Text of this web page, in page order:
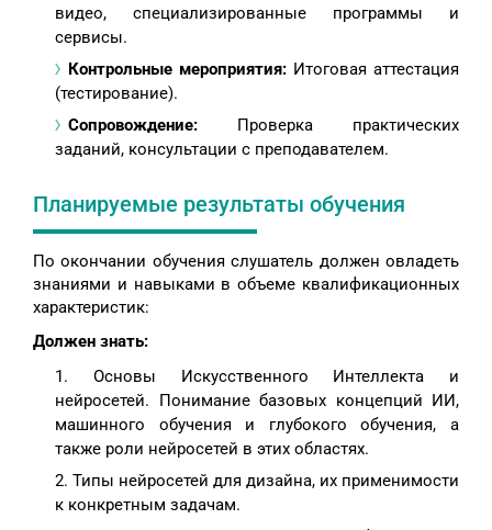
видео, специализированные программы и
сервисы.
Контрольные мероприятия: Итоговая аттестация
(тестирование).
Сопровождение: Проверка практических
заданий, консультации с преподавателем.
Планируемые результаты обучения
По окончании обучения слушатель должен овладеть
знаниями и навыками в объеме квалификационных
характеристик:
Должен знать:
Основы Искусственного Интеллекта и
нейросетей. Понимание базовых концепций ИИ,
машинного обучения и глубокого обучения, а
также роли нейросетей в этих областях.
Типы нейросетей для дизайна, их применимости
к конкретным задачам.